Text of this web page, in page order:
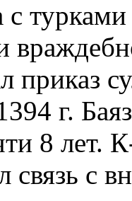
с
приказ
г.
8 лет.
связь с